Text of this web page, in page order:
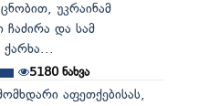
უკრაინამ
ჩაძირა და სამ
ქარხა...
5180ნახვა
აფეთქებისას,